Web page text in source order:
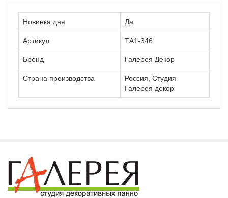
Новинка дня Да
Артикул ТА1-346
Бренд Галерея Декор
Страна производства
Россия, Студия
Галерея декор